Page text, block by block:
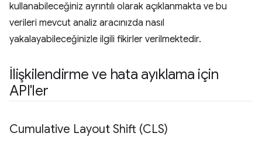
kullanabileceğiniz ayrıntılı olarak açıklanmakta ve bu
verileri mevcut analiz aracınızda nasıl
yakalayabileceğinizle ilgili fikirler verilmektedir.
İlişkilendirme ve hata ayıklama için
API'ler
Cumulative Layout Shift (CLS)